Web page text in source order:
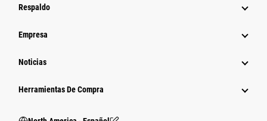
Respaldo
Empresa
Noticias
Herramientas De Compra